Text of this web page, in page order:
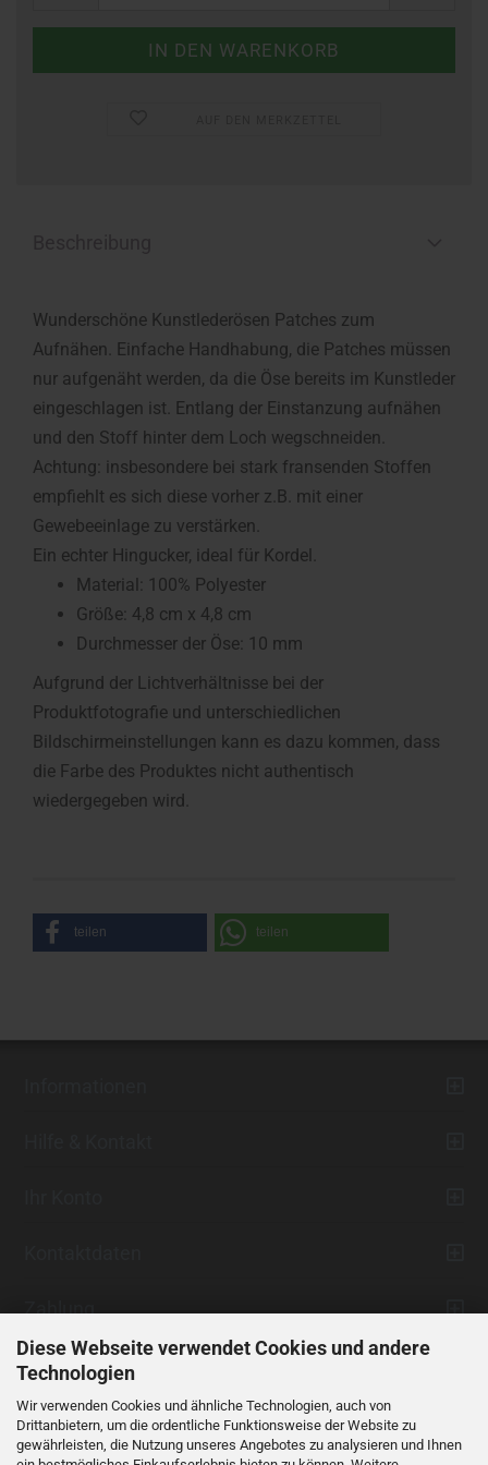
Diese Webseite verwendet Cookies und andere
Technologien
Wir verwenden Cookies und ähnliche Technologien, auch von
Drittanbietern, um die ordentliche Funktionsweise der Website zu
gewährleisten, die Nutzung unseres Angebotes zu analysieren und Ihnen
Wunderschöne Kunstlederösen Patches zum
Aufnähen. Einfache Handhabung, die Patches müssen
nur aufgenäht werden, da die Öse bereits im Kunstleder
eingeschlagen ist. Entlang der Einstanzung aufnähen
und den Stoff hinter dem Loch wegschneiden.
Achtung: insbesondere bei stark fransenden Stoffen
empfiehlt es sich diese vorher z.B. mit einer
Gewebeeinlage zu verstärken.
Ein echter Hingucker, ideal für Kordel.
Material: 100% Polyester
Größe: 4,8 cm x 4,8 cm
Durchmesser der Öse: 10 mm
Aufgrund der Lichtverhältnisse bei der
Produktfotografie und unterschiedlichen
Bildschirmeinstellungen kann es dazu kommen, dass
die Farbe des Produktes nicht authentisch
wiedergegeben wird.
teilen teilen
Zahlung